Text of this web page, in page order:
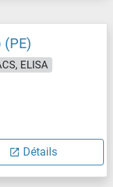
(PE)
ELISA
Détails